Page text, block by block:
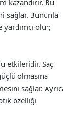
kazandırır. Bu
sağlar. Bununla
olur;
etkileridir. Saç
olmasına
sağlar.
özelliği